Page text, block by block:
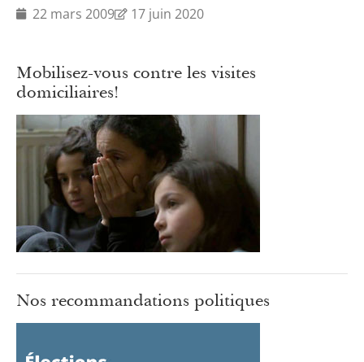
22 mars 2009 17 juin 2020
Mobilisez-vous contre les visites
domiciliaires!
Nos recommandations politiques